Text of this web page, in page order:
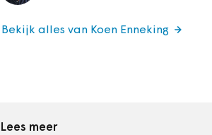
Bekijk alles van Koen Enneking
Lees meer